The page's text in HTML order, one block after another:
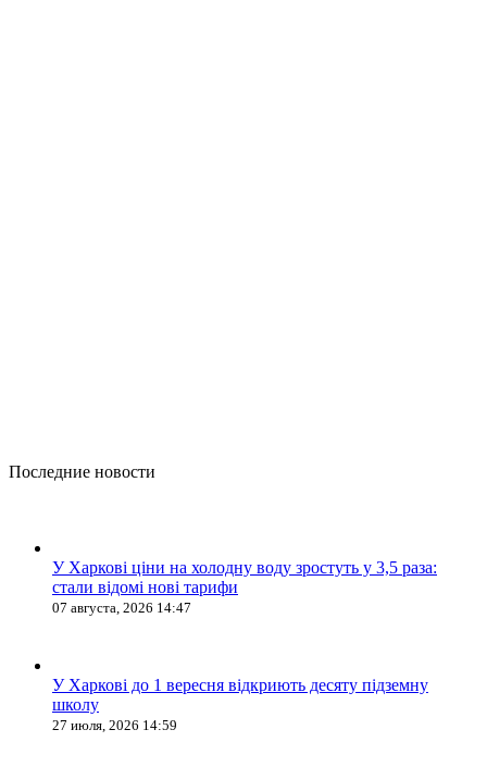
Последние новости
У Харкові ціни на холодну воду зростуть у 3,5 раза:
стали відомі нові тарифи
07 августа, 2026 14:47
У Харкові до 1 вересня відкриють десяту підземну
школу
27 июля, 2026 14:59